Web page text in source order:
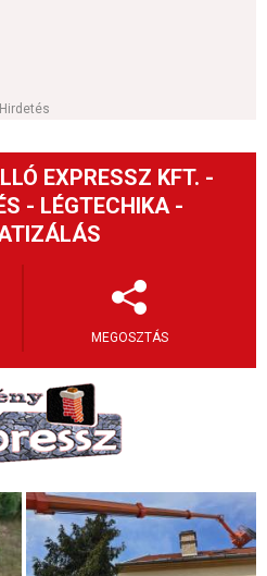
Hirdetés
EXPRESSZ KFT. -
- LÉGTECHIKA -
MEGOSZTÁS